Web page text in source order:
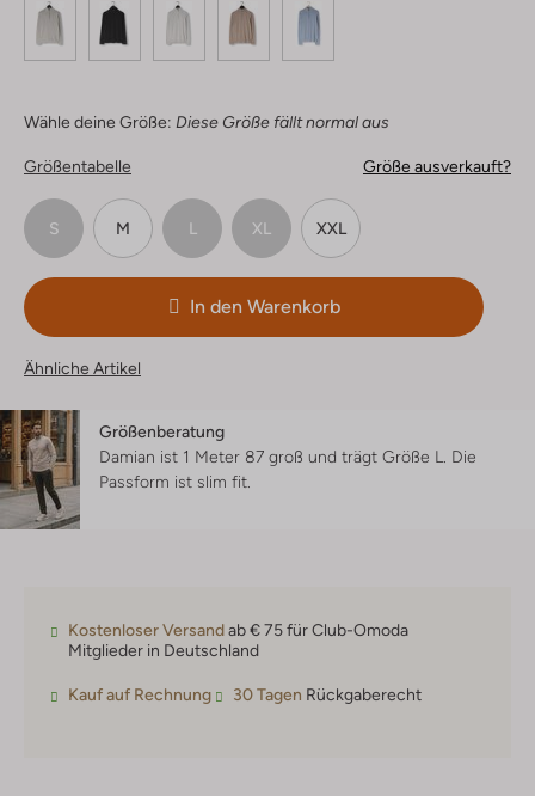
Wähle deine Größe: Diese Größe fällt normal aus
Größentabelle Größe ausverkauft?
S M L XL XXL
In den Warenkorb
Ähnliche Artikel
Größenberatung
Damian ist 1 Meter 87 groß und trägt Größe L. Die
Passform ist slim fit
Kostenloser Versandab € 75 für Club-Omoda
Mitglieder in Deutschland
Kauf auf Rechnung 30 Tagen Rückgaberecht